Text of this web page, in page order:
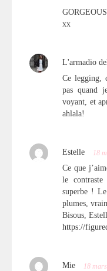
xx
L'armadio
Ce legging,
pas quand
voyant, et
ahlala!
Estelle 18
Ce que
le contraste
superbe !
plumes,
Bisous,
https://
Mie 18